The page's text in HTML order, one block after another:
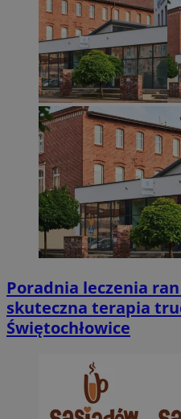
Poradnia leczenia
skuteczna terapia
Świętochłowice